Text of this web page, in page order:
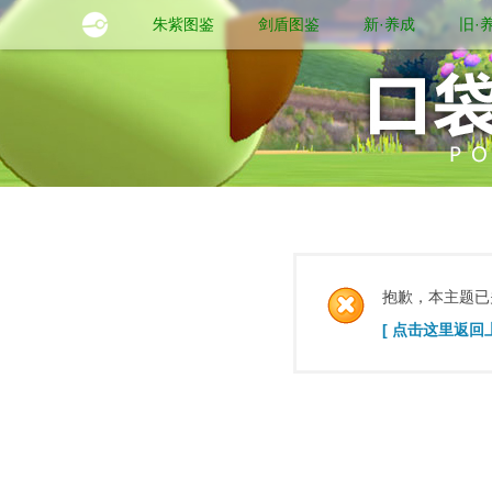
朱紫图鉴 剑盾图鉴 新·养成 旧·
抱歉，本主题
[ 点击这里返回